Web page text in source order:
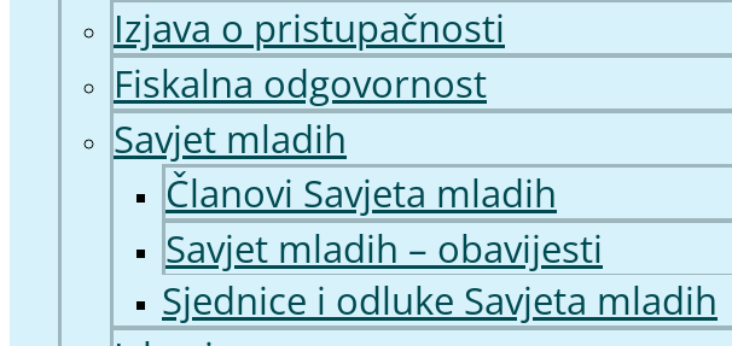
Izjava o pristupačnosti
Fiskalna odgovornost
Savjet mladih
Članovi Savjeta mladih
Savjet mladih – obavijesti
Sjednice i odluke Savjeta mladih